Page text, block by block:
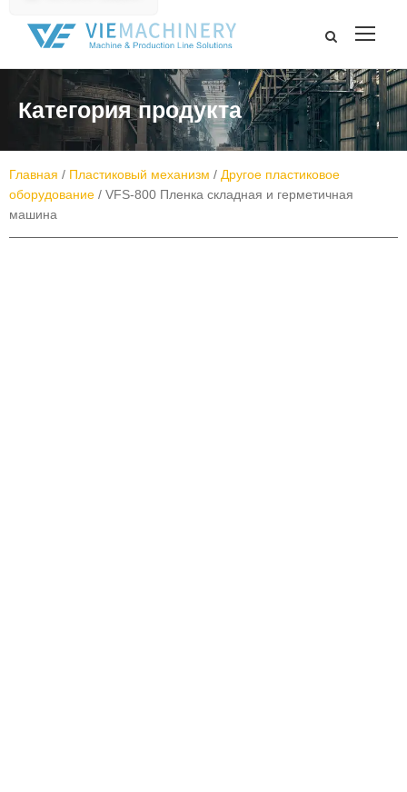
Категория продукта
Главная / Пластиковый механизм / Другое пластиковое
оборудование / VFS-800 Пленка складная и герметичная
машина